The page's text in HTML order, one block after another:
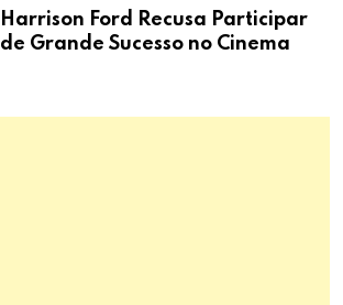
Harrison Ford Recusa Participar
de Grande Sucesso no Cinema